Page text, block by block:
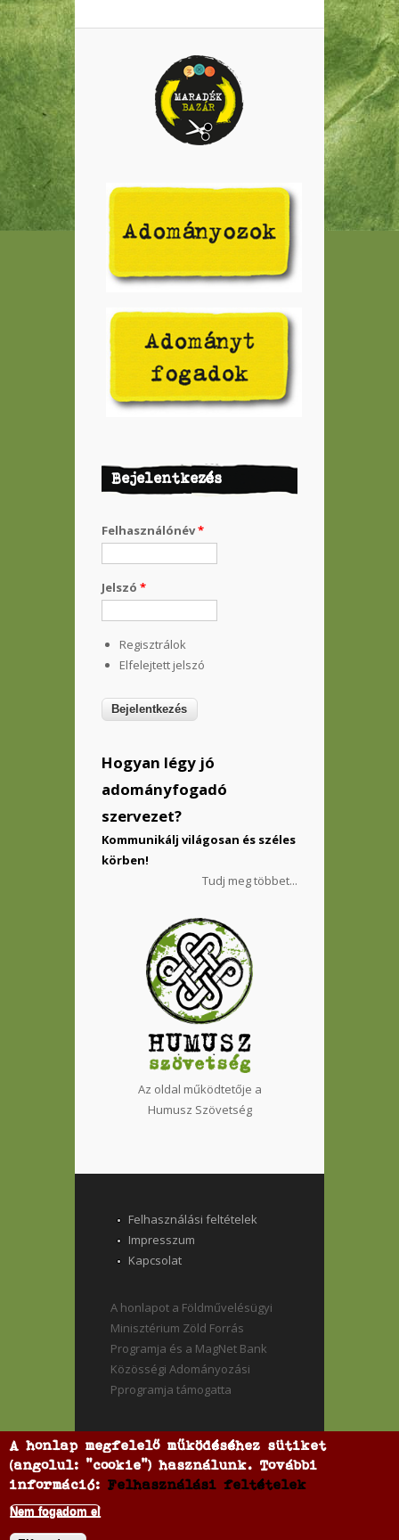
Bejelentkezés
Felhasználónév*
Jelszó *
Regisztrálok
Elfelejtett jelszó
Hogyan légy jó
adományfogadó
szervezet?
Kommunikálj világosan és széles
körben!
Tudj meg többet...
Az oldal működtetője a
Humusz Szövetség
Felhasználási feltételek
Impresszum
Kapcsolat
A honlapot a Földművelésügyi
Minisztérium Zöld Forrás
Programja és a MagNet Bank
Közösségi Adományozási
Pprogramja támogatta
A honlap megfelelő működéséhez sütiket
(angolul: "cookie") használunk. További
információ:Felhasználási feltételek
Nem fogadom el